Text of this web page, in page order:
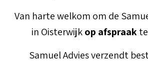
Van harte welkom om de
in Oisterwijkop afspraakte
Samuel Advies verzendt